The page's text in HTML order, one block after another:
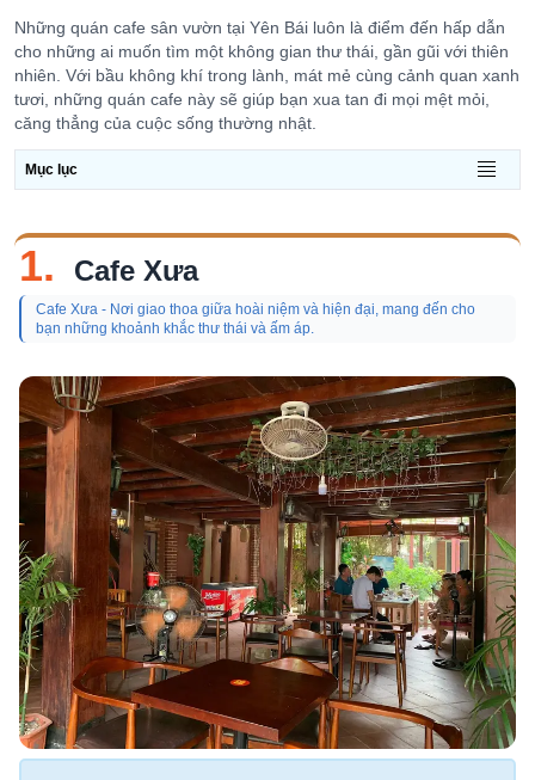
Những quán cafe sân vườn tại Yên Bái luôn là điểm đến hấp dẫn
cho những ai muốn tìm một không gian thư thái, gần gũi với thiên
nhiên. Với bầu không khí trong lành, mát mẻ cùng cảnh quan xanh
tươi, những quán cafe này sẽ giúp bạn xua tan đi mọi mệt mỏi,
căng thẳng của cuộc sống thường nhật.
Mục lục
1. Cafe Xưa
Cafe Xưa - Nơi giao thoa giữa hoài niệm và hiện đại, mang đến cho
bạn những khoảnh khắc thư thái và ấm áp.